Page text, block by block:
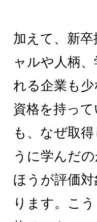
加えて、新
ャルや人柄
れる企業も少
資格を持っ
も、なぜ取
うに学んだ
ほうが評価
ります。こ